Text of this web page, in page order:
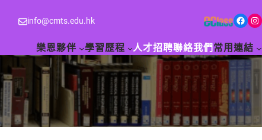
info@cmts.edu.hk Facebook Instagram
樂恩夥伴 學習歷程 人才招聘聯絡我們 常用連結